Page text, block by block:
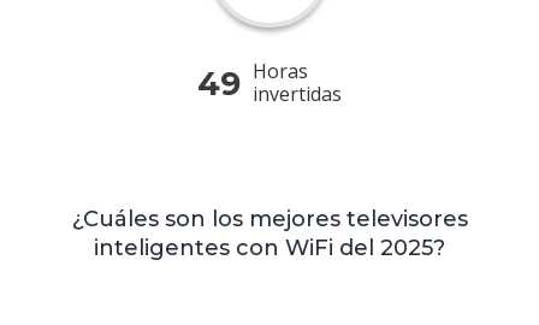
49 Horas
invertidas
¿Cuáles son los mejores televisores
inteligentes con WiFi del 2025?